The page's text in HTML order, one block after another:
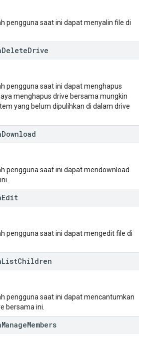
pengguna saat ini dapat menyalin file di
DeleteDrive
pengguna saat ini dapat menghapus
menghapus drive bersama mungkin
yang belum dipulihkan di dalam drive
Download
pengguna saat ini dapat mendownload
Edit
pengguna saat ini dapat mengedit file di
ListChildren
pengguna saat ini dapat mencantumkan
bersama ini.
ManageMembers